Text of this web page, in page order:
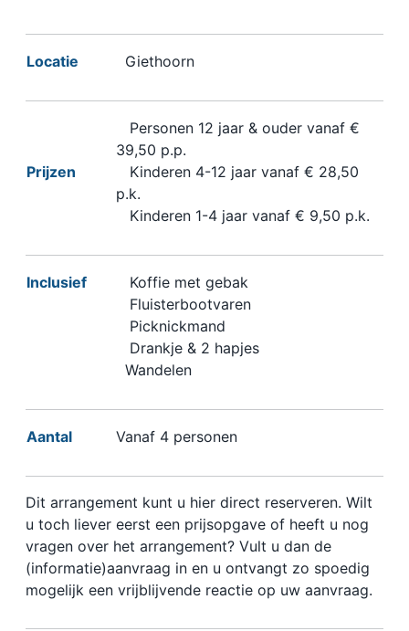
Locatie Giethoorn
Prijzen
Personen 12 jaar & ouder vanaf €
39,50 p.p.
Kinderen 4-12 jaar vanaf € 28,50
p.k.
Kinderen 1-4 jaar vanaf € 9,50 p.k.
Inclusief
Koffie met gebak
Fluisterbootvaren
Picknickmand
Drankje & 2 hapjes
Wandelen
Aantal Vanaf 4 personen
Dit arrangement kunt u hier direct reserveren. Wilt
u toch liever eerst een prijsopgave of heeft u nog
vragen over het arrangement? Vult u dan de
(informatie)aanvraag in en u ontvangt zo spoedig
mogelijk een vrijblijvende reactie op uw aanvraag.